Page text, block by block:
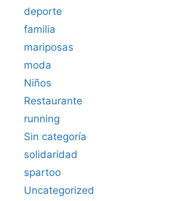
deporte
familia
mariposas
moda
Niños
Restaurante
running
Sin categoría
solidaridad
spartoo
Uncategorized